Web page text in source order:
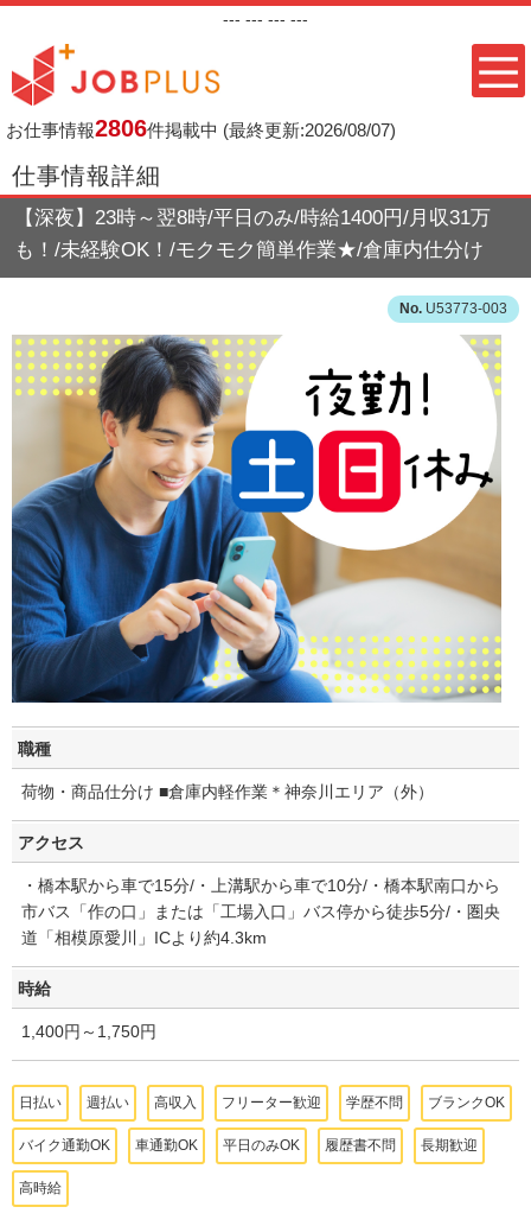
--- --- --- ---
お仕事情報2806件掲載中 (最終更新:2026/08/07)
仕事情報詳細
【深夜】23時～翌8時/平日のみ/時給1400円/月収31万
も！/未経験OK！/モクモク簡単作業★/倉庫内仕分け
U53773-003
職種
荷物・商品仕分け ■倉庫内軽作業＊神奈川エリア（外）
アクセス
・橋本駅から車で15分/・上溝駅から車で10分/・橋本駅南口から
市バス「作の口」または「工場入口」バス停から徒歩5分/・圏央
道「相模原愛川」ICより約4.3km
時給
1,400円～1,750円
日払い 週払い 高収入 フリーター歓迎 学歴不問 ブランクOK
バイク通勤OK 車通勤OK 平日のみOK 履歴書不問 長期歓迎
高時給